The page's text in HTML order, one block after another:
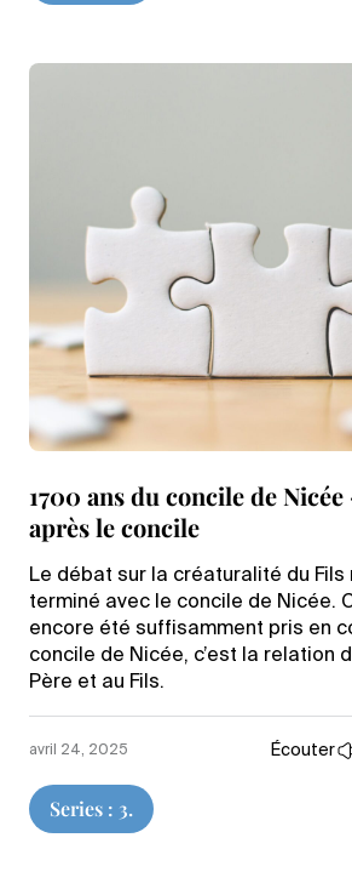
1700 ans du concile de
après le concile
Le débat sur la créaturalité du Fils
terminé avec le concile de Nicée.
encore été suffisamment pris en
concile de Nicée, c’est la relation
Père et au Fils.
Series : 3.
avril 24, 2025 Écouter